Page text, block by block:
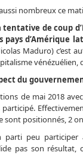
nombreux ce
de coup
d’Amérique
Maduro)
vénézuélien,
du
de mai 2018
participé.
sont positionnés, 2
parti peu
pas son résultat,